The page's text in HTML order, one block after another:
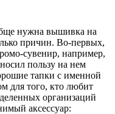
нужна вышивка на
причин. Во-первых,
сувенир, например,
пользу на нем
тапки с именной
для того, кто любит
организаций
аксессуар: